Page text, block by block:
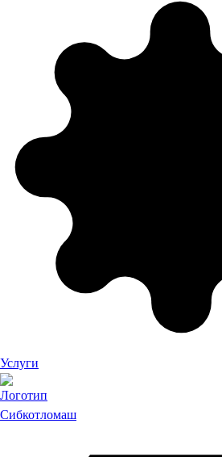
Услуги